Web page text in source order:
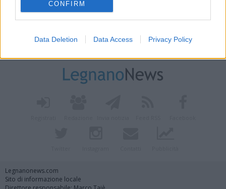
CONFIRM
Data Deletion Data Access Privacy Policy
Legnanonews.com
Sito di informazione locale